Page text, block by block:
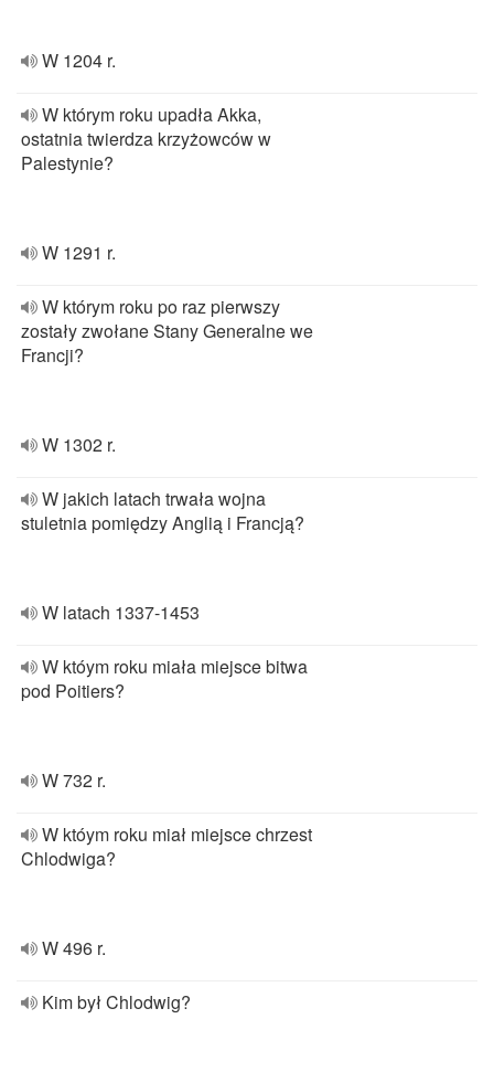
W 1204 r.
W którym roku upadła Akka,
ostatnia twierdza krzyżowców w
Palestynie?
W 1291 r.
W którym roku po raz pierwszy
zostały zwołane Stany Generalne we
Francji?
W 1302 r.
W jakich latach trwała wojna
stuletnia pomiędzy Anglią i Francją?
W latach 1337-1453
W któym roku miała miejsce bitwa
pod Poitiers?
W 732 r.
W któym roku miał miejsce chrzest
Chlodwiga?
W 496 r.
Kim był Chlodwig?